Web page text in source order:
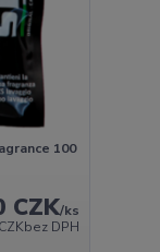
100
CZK/ks
bez DPH